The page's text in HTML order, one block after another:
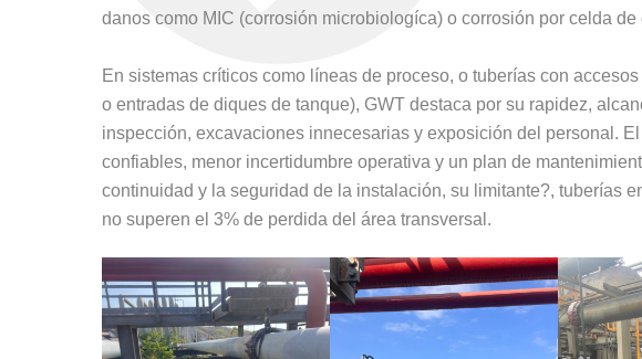
danos como MIC (corrosión microbiologíca) o corrosión por celda
En sistemas críticos como líneas de proceso, o tuberías con
o entradas de diques de tanque), GWT destaca por su rapidez,
inspección, excavaciones innecesarias y exposición del personal.
confiables, menor incertidumbre operativa y un plan de
continuidad y la seguridad de la instalación, su limitante?, tuberías
no superen el 3% de perdida del área transversal.